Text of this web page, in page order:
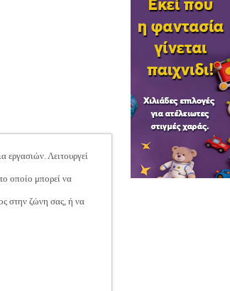
εργασιών. Λειτουργεί
οποίο μπορεί να
στην ζώνη σας, ή να